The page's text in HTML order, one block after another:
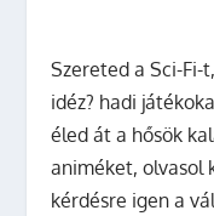
Szereted a Sci-Fi-
idéz? hadi
éled át a hősök
animéket, olvasol
kérdésre igen a